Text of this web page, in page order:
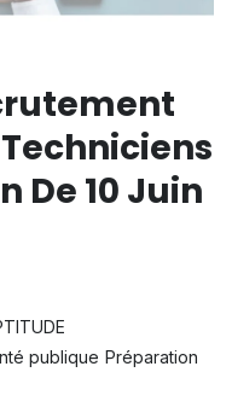
De 10 Juin
publique Préparation